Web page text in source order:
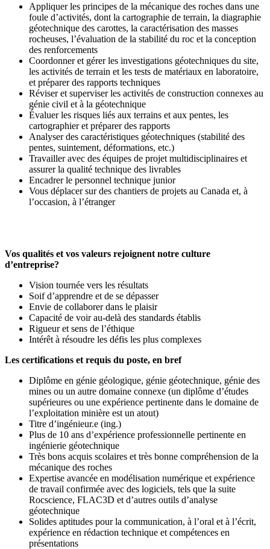
Appliquer les principes de la mécanique des roches dans une
foule d’activités, dont la cartographie de terrain, la diagraphie
géotechnique des carottes, la caractérisation des masses
rocheuses, l’évaluation de la stabilité du roc et la conception
des renforcements
Coordonner et gérer les investigations géotechniques du site,
les activités de terrain et les tests de matériaux en laboratoire,
et préparer des rapports techniques
Réviser et superviser les activités de construction connexes au
génie civil et à la géotechnique
Évaluer les risques liés aux terrains et aux pentes, les
cartographier et préparer des rapports
Analyser des caractéristiques géotechniques (stabilité des
pentes, suintement, déformations, etc.)
Travailler avec des équipes de projet multidisciplinaires et
assurer la qualité technique des livrables
Encadrer le personnel technique junior
Vous déplacer sur des chantiers de projets au Canada et, à
l’occasion, à l’étranger
Vos qualités et vos valeurs rejoignent notre culture
d’entreprise?
Vision tournée vers les résultats
Soif d’apprendre et de se dépasser
Envie de collaborer dans le plaisir
Capacité de voir au-delà des standards établis
Rigueur et sens de l’éthique
Intérêt à résoudre les défis les plus complexes
Les certifications et requis du poste, en bref
Diplôme en génie géologique, génie géotechnique, génie des
mines ou un autre domaine connexe (un diplôme d’études
supérieures ou une expérience pertinente dans le domaine de
l’exploitation minière est un atout)
Titre d’ingénieur.e (ing.)
Plus de 10 ans d’expérience professionnelle pertinente en
ingénierie géotechnique
Très bons acquis scolaires et très bonne compréhension de la
mécanique des roches
Expertise avancée en modélisation numérique et expérience
de travail confirmée avec des logiciels, tels que la suite
Rocscience, FLAC3D et d’autres outils d’analyse
géotechnique
Solides aptitudes pour la communication, à l’oral et à l’écrit,
expérience en rédaction technique et compétences en
présentations